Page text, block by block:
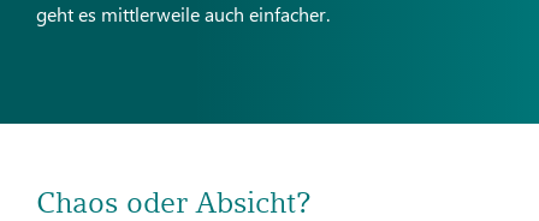
geht es mittlerweile auch einfacher.
Chaos oder Absicht?